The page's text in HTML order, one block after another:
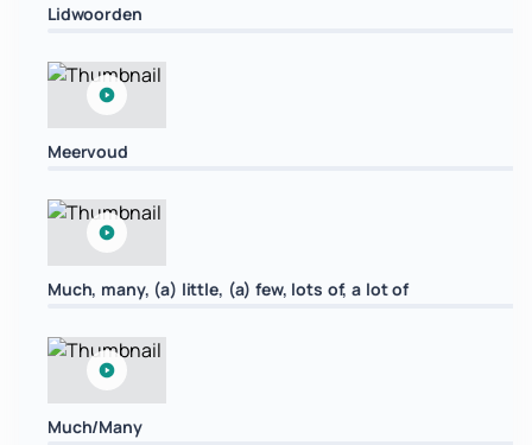
Lidwoorden
Meervoud
Much, many, (a) little, (a) few, lots of, a lot of
Much/Many